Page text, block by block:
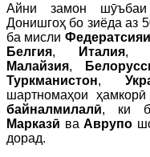
Айни замон шӯъбаи
Донишгоҳ бо зиёда аз
ба мисли
Белгия, Италия,
Малайзия,
Туркманистон,
шартномаҳои
байналмилалӣ, ки
Марказӣ ваАврупо
дорад.